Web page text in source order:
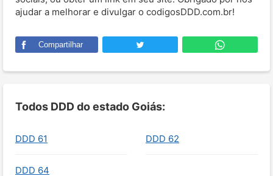
ajudar a melhorar e divulgar o codigosDDD.com.br!
Compartilhar
Todos DDD do estado Goiás:
DDD 61 DDD 62
DDD 64